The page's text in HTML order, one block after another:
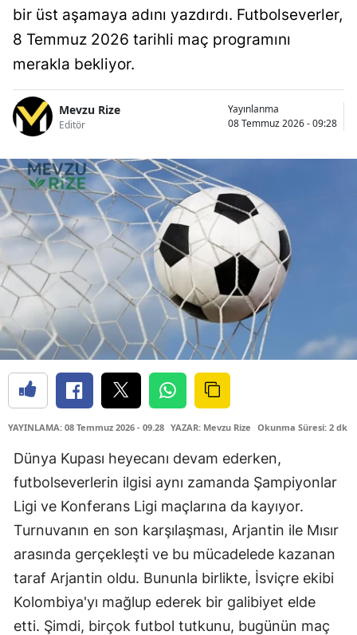
bir üst aşamaya adını yazdırdı. Futbolseverler,
8 Temmuz 2026 tarihli maç programını
merakla bekliyor.
Mevzu Rize
Editör
Yayınlanma
08 Temmuz 2026 - 09:28
YAYINLAMA: 08 Temmuz 2026 - 09.28 YAZAR: Mevzu Rize Okunma Süresi: 2 dk
Dünya Kupası heyecanı devam ederken,
futbolseverlerin ilgisi aynı zamanda Şampiyonlar
Ligi ve Konferans Ligi maçlarına da kayıyor.
Turnuvanın en son karşılaşması, Arjantin ile Mısır
arasında gerçekleşti ve bu mücadelede kazanan
taraf Arjantin oldu. Bununla birlikte, İsviçre ekibi
Kolombiya'yı mağlup ederek bir galibiyet elde
etti. Şimdi, birçok futbol tutkunu, bugünün maç